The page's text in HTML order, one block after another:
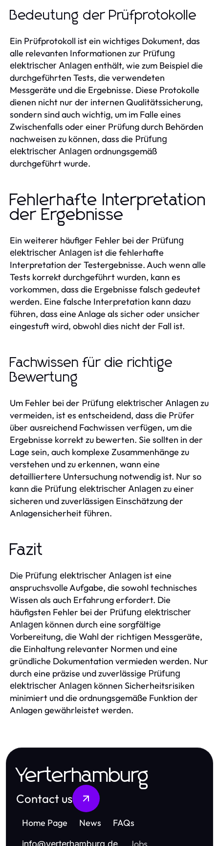
Bedeutung der Prüfprotokolle
Ein Prüfprotokoll ist ein wichtiges Dokument, das
alle relevanten Informationen zur Prüfung
elektrischer Anlagen enthält, wie zum Beispiel die
durchgeführten Tests, die verwendeten
Messgeräte und die Ergebnisse. Diese Protokolle
dienen nicht nur der internen Qualitätssicherung,
sondern sind auch wichtig, um im Falle eines
Zwischenfalls oder einer Prüfung durch Behörden
nachweisen zu können, dass die Prüfung
elektrischer Anlagen ordnungsgemäß
durchgeführt wurde.
Fehlerhafte Interpretation
der Ergebnisse
Ein weiterer häufiger Fehler bei der Prüfung
elektrischer Anlagen ist die fehlerhafte
Interpretation der Testergebnisse. Auch wenn alle
Tests korrekt durchgeführt wurden, kann es
vorkommen, dass die Ergebnisse falsch gedeutet
werden. Eine falsche Interpretation kann dazu
führen, dass eine Anlage als sicher oder unsicher
eingestuft wird, obwohl dies nicht der Fall ist.
Fachwissen für die richtige
Bewertung
Um Fehler bei der Prüfung elektrischer Anlagen zu
vermeiden, ist es entscheidend, dass die Prüfer
über ausreichend Fachwissen verfügen, um die
Ergebnisse korrekt zu bewerten. Sie sollten in der
Lage sein, auch komplexe Zusammenhänge zu
verstehen und zu erkennen, wann eine
detailliertere Untersuchung notwendig ist. Nur so
kann die Prüfung elektrischer Anlagen zu einer
sicheren und zuverlässigen Einschätzung der
Anlagensicherheit führen.
Fazit
Die Prüfung elektrischer Anlagen ist eine
anspruchsvolle Aufgabe, die sowohl technisches
Wissen als auch Erfahrung erfordert. Die
häufigsten Fehler bei der Prüfung elektrischer
Anlagen können durch eine sorgfältige
Vorbereitung, die Wahl der richtigen Messgeräte,
die Einhaltung relevanter Normen und eine
gründliche Dokumentation vermieden werden. Nur
durch eine präzise und zuverlässige Prüfung
elektrischer Anlagen können Sicherheitsrisiken
minimiert und die ordnungsgemäße Funktion der
Anlagen gewährleistet werden.
Yerterhamburg
Contact us
Home Page News FAQs
info@yerterhamburg.de Jobs